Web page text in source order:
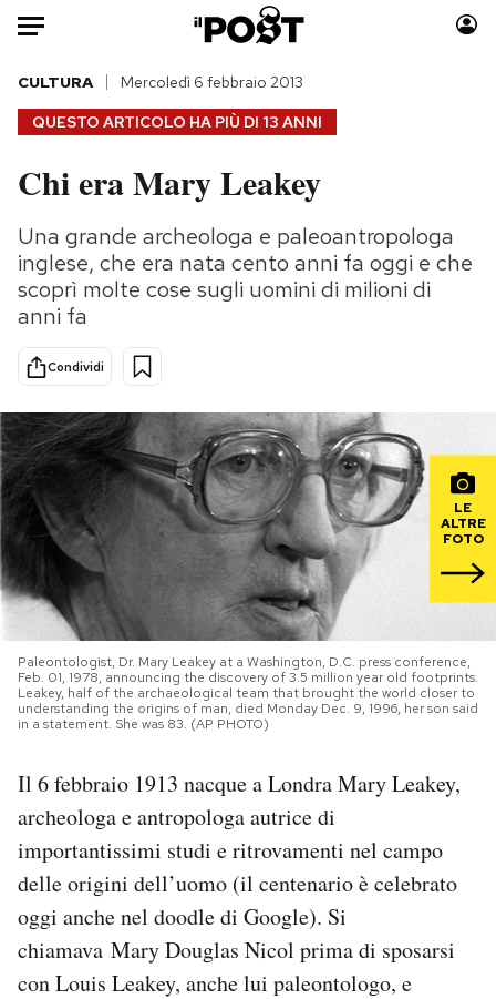
Auto
HOME
Italia
Politica
Tecnologia
Internet
Scienza
Cultura
Economia
Sport
Moda
Consumismi
Storie/Idee
Altrecose
Mondiali calcio 2026
PODCAST
NEWSLETTER
I MIEI PREFERITI
CALENDARIO
AREA PERSONALE
Area Personale
Newsletter
QUESTO ARTICOLO HA PIÙ DI 13 ANNI
CULTURA Mercoledì 6 febbraio 2013
Chi era Mary Leakey
Una grande archeologa e paleoantropologa
inglese, che era nata cento anni fa oggi e che
scoprì molte cose sugli uomini di milioni di
anni fa
Condividi
LE
ALTRE
FOTO
Paleontologist, Dr. Mary Leakey at a Washington, D.C. press conference,
Feb. 01, 1978, announcing the discovery of 3.5 million year old footprints.
Leakey, half of the archaeological team that brought the world closer to
understanding the origins of man, died Monday Dec. 9, 1996, her son said
in a statement. She was 83. (AP PHOTO)
Il 6 febbraio 1913 nacque a Londra Mary Leakey,
archeologa e antropologa autrice di
importantissimi studi e ritrovamenti nel campo
delle origini dell’uomo (il centenario è celebrato
oggi anche nel doodle di Google). Si
chiamava Mary Douglas Nicol prima di sposarsi
con Louis Leakey, anche lui paleontologo, e